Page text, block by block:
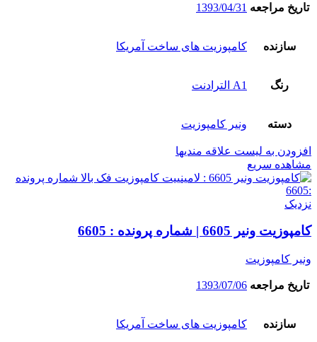
تاریخ مراجعه 1393/04/31
سازنده کامپوزیت های ساخت آمریکا
رنگ A1 الترادنت
دسته ونیر کامپوزیت
افزودن به لیست علاقه مندیها
مشاهده سریع
نزدیک
کامپوزیت ونیر 6605 | شماره پرونده : 6605
ونیر کامپوزیت
تاریخ مراجعه 1393/07/06
سازنده کامپوزیت های ساخت آمریکا